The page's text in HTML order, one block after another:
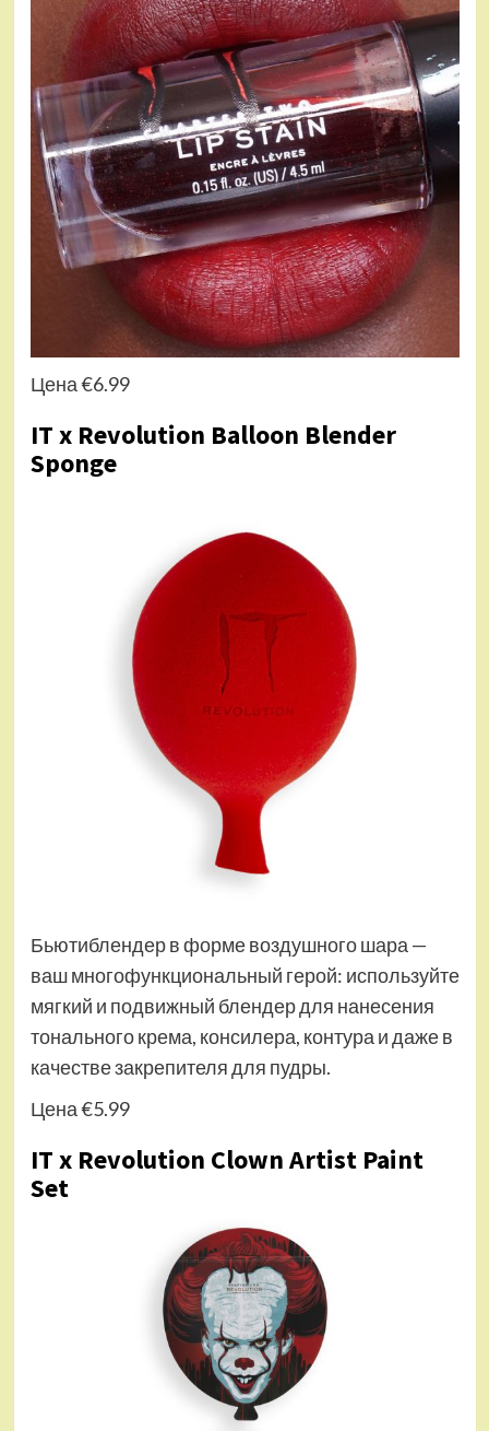
Цена €6.99
IT x Revolution Balloon Blender
Sponge
Бьютиблендер в форме воздушного шара —
ваш многофункциональный герой: используйте
мягкий и подвижный блендер для нанесения
тонального крема, консилера, контура и даже в
качестве закрепителя для пудры.
Цена €5.99
IT x Revolution Clown Artist Paint
Set